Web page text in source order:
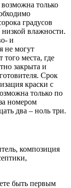
возможна только
градусов
влажности.
и
не могут
того места, где
закрыта и
Срок
краски с
только по
номером
два – ноль три.
композиция
быть первым